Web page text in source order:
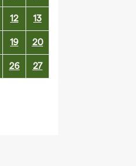
12 13
19 20
26 27